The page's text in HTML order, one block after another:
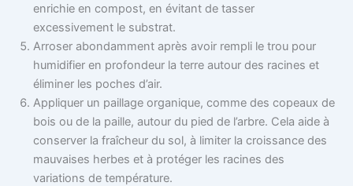
enrichie en compost, en évitant de tasser
excessivement le substrat.
Arroser abondamment après avoir rempli le trou pour
humidifier en profondeur la terre autour des racines et
éliminer les poches d’air.
Appliquer un paillage organique, comme des copeaux de
bois ou de la paille, autour du pied de l’arbre. Cela aide à
conserver la fraîcheur du sol, à limiter la croissance des
mauvaises herbes et à protéger les racines des
variations de température.